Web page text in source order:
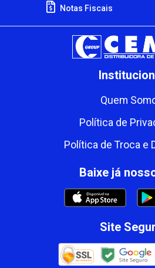
Notas Fiscais
Quem
Política de
Política de Troca e
Baixe já
Site